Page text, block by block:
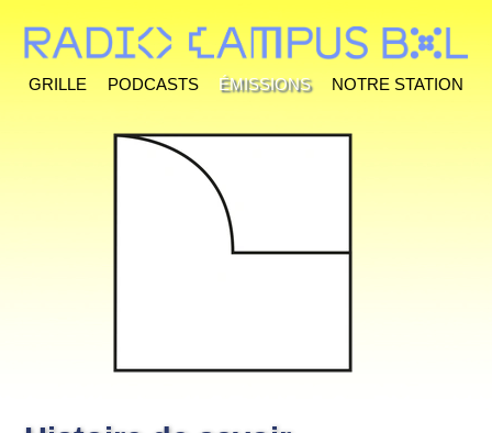
Grille Podcasts Émissions Notre station